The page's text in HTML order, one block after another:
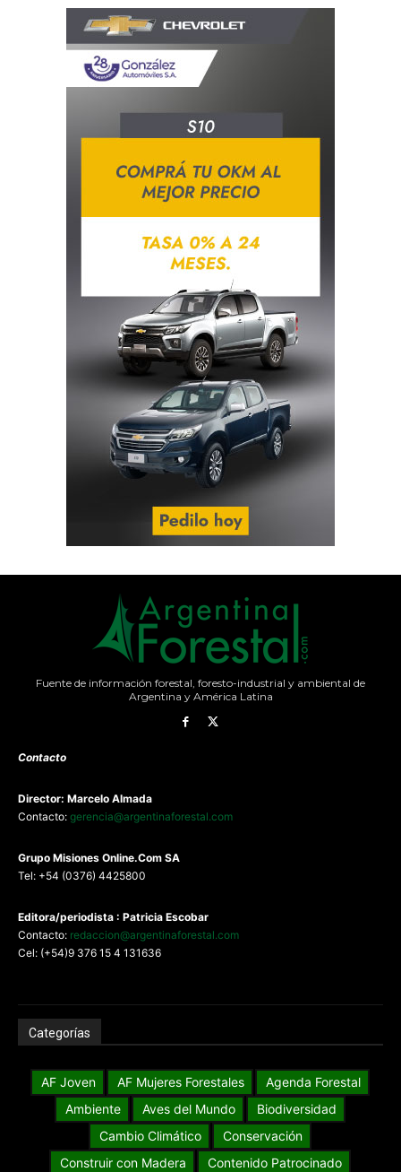
Fuente de información forestal, foresto-industrial y ambiental de
Argentina y América Latina
Contacto
Director: Marcelo Almada
Contacto: gerencia@argentinaforestal.com
Grupo Misiones Online.Com SA
Tel: +54 (0376) 4425800
Editora/periodista : Patricia Escobar
Contacto: redaccion@argentinaforestal.com
Cel: (+54)9 376 15 4 131636
Categorías
AF Joven AF Mujeres Forestales
Agenda Forestal
Ambiente
Aves del Mundo
Biodiversidad
Cambio Climático
Conservación
Construir con Madera
Contenido Patrocinado